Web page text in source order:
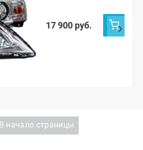
17 900 руб.
В начало страницы